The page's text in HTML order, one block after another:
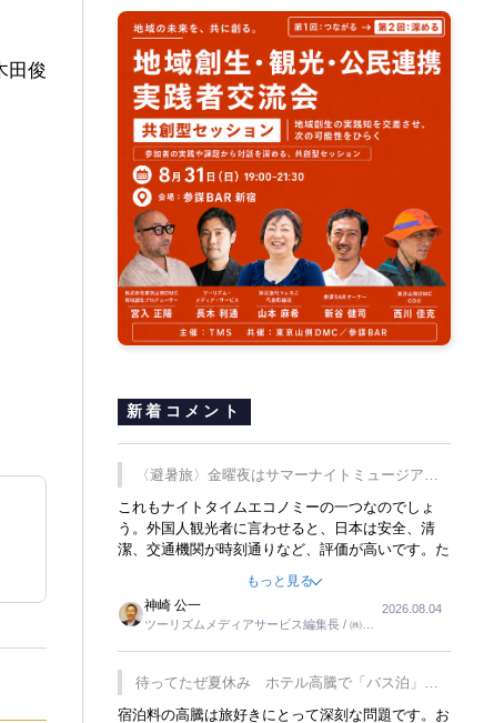
田俊
新着コメント
〈避暑旅〉金曜夜はサマーナイトミュージア
ム、都立6施設で
これもナイトタイムエコノミーの一つなのでしょ
う。外国人観光者に言わせると、日本は安全、清
潔、交通機関が時刻通りなど、評価が高いです。た
す。そのような意味で、金曜夜にこのようなイベン
トが行われれば、日本人に限らず外国人にとっても
楽しみが増えるでしょうね。
もっと見る
神崎 公一
ツーリズムメディアサービス編集長 / ㈱ツ
2026.08.04
待ってたぜ夏休み ホテル高騰で「バス泊」人
気
宿泊料の高騰は旅好きにとって深刻な問題です。お